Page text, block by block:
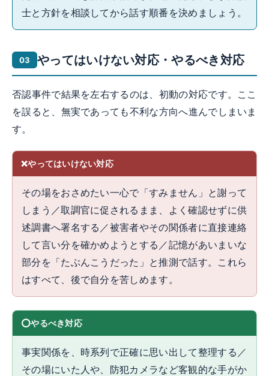
士と方針を相談してから話す順番を決めましょう。
やってはいけない対応・やるべき対応
否認事件で結果を左右するのは、初動の対応です。ここ
を誤ると、無実であっても不利な方向へ進んでしまいま
す。
やってはいけない対応
その場をおさめたい一心で「すみません」と謝って
しまう／取調官に促されるまま、よく確認せずに供
述調書へ署名する／被害者やその関係者に直接連絡
して言い分を確かめようとする／記憶があいまいな
部分を「たぶんこうだった」と推測で話す。これら
はすべて、後で自分を苦しめます。
やるべき対応
事実関係を、時系列で正確に思い出して整理する／
その場にいた人や、防犯カメラなど客観的な手がか